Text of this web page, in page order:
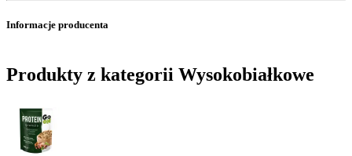
Informacje producenta
Produkty z kategorii Wysokobiałkowe